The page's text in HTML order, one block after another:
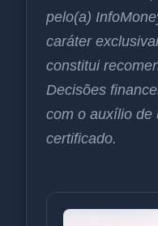
pelo(a)
caráter
constitui
Decisões
com o auxílio de
certificado.